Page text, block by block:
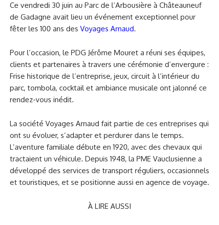
Ce vendredi 30 juin au Parc de l’Arbousière à Châteauneuf
de Gadagne avait lieu un événement exceptionnel pour
fêter les 100 ans des Voyages Arnaud.
Pour l’occasion, le PDG Jérôme Mouret a réuni ses équipes,
clients et partenaires à travers une cérémonie d’envergure :
Frise historique de l’entreprise, jeux, circuit à l’intérieur du
parc, tombola, cocktail et ambiance musicale ont jalonné ce
rendez-vous inédit.
La société Voyages Arnaud fait partie de ces entreprises qui
ont su évoluer, s’adapter et perdurer dans le temps.
L’aventure familiale débute en 1920, avec des chevaux qui
tractaient un véhicule. Depuis 1948, la PME Vauclusienne a
développé des services de transport réguliers, occasionnels
et touristiques, et se positionne aussi en agence de voyage.
À LIRE AUSSI